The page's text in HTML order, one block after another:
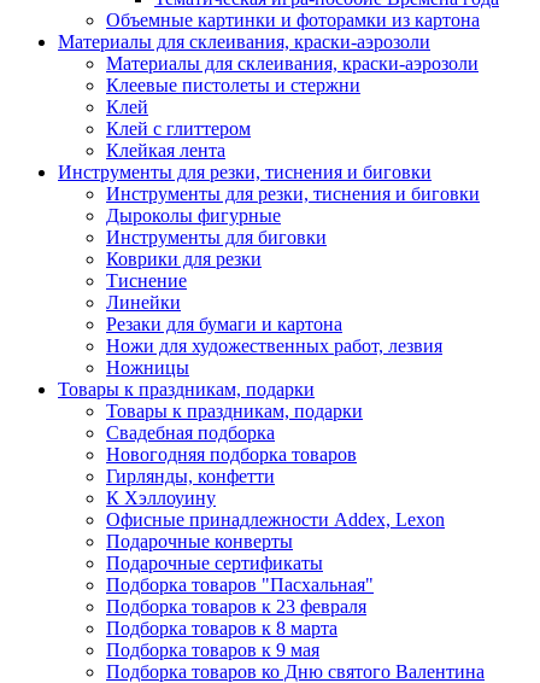
Объемные картинки и фоторамки из картона
Материалы для склеивания, краски-аэрозоли
Материалы для склеивания, краски-аэрозоли
Клеевые пистолеты и стержни
Клей
Клей с глиттером
Клейкая лента
Инструменты для резки, тиснения и биговки
Инструменты для резки, тиснения и биговки
Дыроколы фигурные
Инструменты для биговки
Коврики для резки
Тиснение
Линейки
Резаки для бумаги и картона
Ножи для художественных работ, лезвия
Ножницы
Товары к праздникам, подарки
Товары к праздникам, подарки
Свадебная подборка
Новогодняя подборка товаров
Гирлянды, конфетти
К Хэллоуину
Офисные принадлежности Addex, Lexon
Подарочные конверты
Подарочные сертификаты
Подборка товаров "Пасхальная"
Подборка товаров к 23 февраля
Подборка товаров к 8 марта
Подборка товаров к 9 мая
Подборка товаров ко Дню святого Валентина